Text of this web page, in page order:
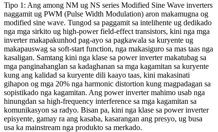
Tipo 1: Ang among NM ug NS series Modified Sine Wave inverters
naggamit ug PWM (Pulse Width Modulation) aron makamugna og
modified sine wave. Tungod sa paggamit sa intelihente ug dedikado
nga mga sirkito ug high-power field-effect transistors, kini nga mga
inverter makapakunhod pag-ayo sa pagkawala sa kuryente ug
makapauswag sa soft-start function, nga makasiguro sa mas taas nga
kasaligan. Samtang kini nga klase sa power inverter makatubag sa
mga panginahanglan sa kadaghanan sa mga kagamitan sa kuryente
kung ang kalidad sa kuryente dili kaayo taas, kini makasinati
gihapon og mga 20% nga harmonic distortion kung magpadagan sa
sopistikado nga kagamitan. Ang power inverter mahimo usab nga
hinungdan sa high-frequency interference sa mga kagamitan sa
komunikasyon sa radyo. Bisan pa, kini nga klase sa power inverter
episyente, gamay ra ang kasaba, kasarangan ang presyo, ug busa
usa ka mainstream nga produkto sa merkado.